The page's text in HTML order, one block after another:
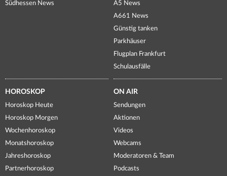
Südhessen News
A5 News
A661 News
Günstig tanken
Parkhäuser
Flugplan Frankfurt
Schulausfälle
HOROSKOP
Horoskop Heute
Horoskop Morgen
Wochenhoroskop
Monatshoroskop
Jahreshoroskop
Partnerhoroskop
ON AIR
Sendungen
Aktionen
Videos
Webcams
Moderatoren & Team
Podcasts